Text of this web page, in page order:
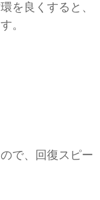
を良くすると、
。
で、回復スピー